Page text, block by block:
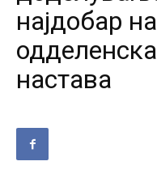
најдобар
настава